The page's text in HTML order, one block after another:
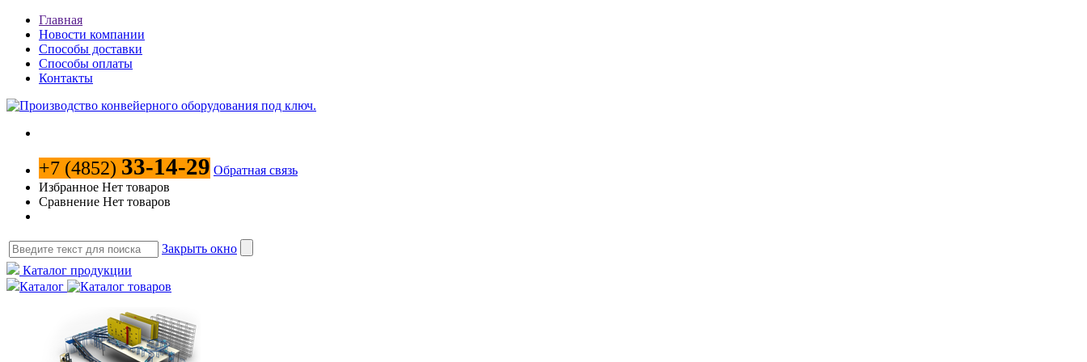
Главная
Новости компании
Способы доставки
Способы оплаты
Контакты
+7 (4852) 33-14-29 Обратная связь
Избранное Нет товаров
Сравнение Нет товаров
Закрыть окно
Каталог продукции
Каталог